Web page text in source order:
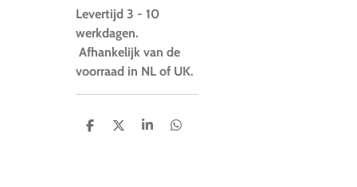
Levertijd 3 - 10
werkdagen.
Afhankelijk van de
voorraad in NL of UK.
D
D
S
D